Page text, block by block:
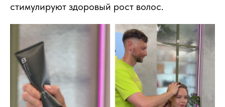
стимулируют здоровый рост волос.